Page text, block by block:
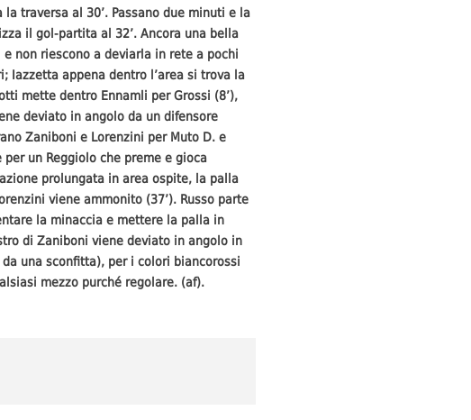
traversa al 30’. Passano due minuti e la
il gol-partita al 32’. Ancora una bella
non riescono a deviarla in rete a pochi
Iazzetta appena dentro l’area si trova la
mette dentro Ennamli per Grossi (8’),
deviato in angolo da un difensore
Zaniboni e Lorenzini per Muto D. e
un Reggiolo che preme e gioca
prolungata in area ospite, la palla
viene ammonito (37’). Russo parte
la minaccia e mettere la palla in
di Zaniboni viene deviato in angolo in
una sconfitta), per i colori biancorossi
mezzo purché regolare. (af).